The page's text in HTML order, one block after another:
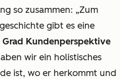
so zusammen: „Zum
gibt es eine
Grad Kundenperspektive
wir ein holistisches
ist, wo er herkommt und